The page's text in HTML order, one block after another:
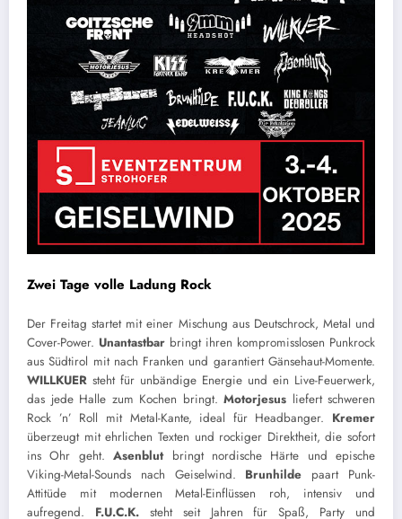
Zwei Tage volle Ladung Rock
Der Freitag startet mit einer Mischung aus Deutschrock, Metal und
Cover-Power. Unantastbar bringt ihren kompromisslosen Punkrock
aus Südtirol mit nach Franken und garantiert Gänsehaut-Momente.
WILLKUER steht für unbändige Energie und ein Live-Feuerwerk,
das jede Halle zum Kochen bringt. Motorjesus liefert schweren
Rock ’n’ Roll mit Metal-Kante, ideal für Headbanger. Kremer
überzeugt mit ehrlichen Texten und rockiger Direktheit, die sofort
ins Ohr geht.Asenblutbringt nordische Härte und epische
Viking-Metal-Sounds nach Geiselwind. Brunhilde paart Punk-
Attitüde mit modernen Metal-Einflüssen roh, intensiv und
aufregend. F.U.C.K. steht seit Jahren für Spaß, Party und